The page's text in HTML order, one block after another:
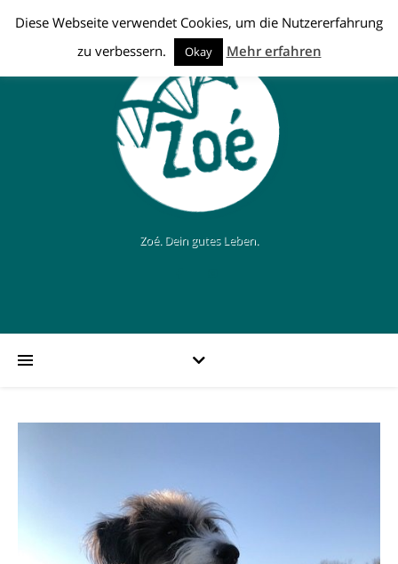
Zoé. Dein gutes Leben.
Diese Webseite verwendet Cookies, um die Nutzererfahrung
zu verbessern.
Okay Mehr erfahren